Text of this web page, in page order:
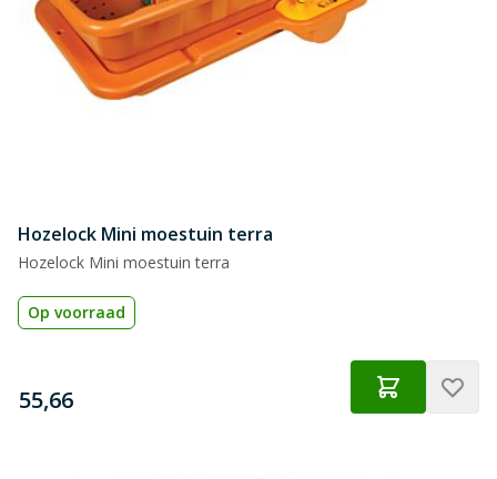
Hozelock Mini moestuin terra
Hozelock Mini moestuin terra
Op voorraad
€
55,66